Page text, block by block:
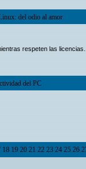
del odio al amor
respeten las
del PC
18 19 20 21 22 23 24 25 26